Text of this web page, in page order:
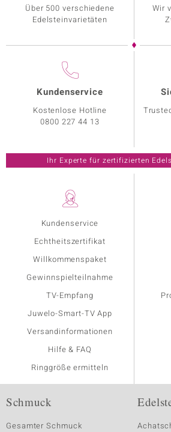
Kundenservice
Echtheitszertifikat
Willkommenspaket
Gewinnspielteilnahme
TV-Empfang
Juwelo-Smart-TV App
Versandinformationen
Hilfe & FAQ
Ringgröße ermitteln
Über 500 verschiedene
Edelsteinvarietäten
Wir
Kundenservice
Kostenlose Hotline
0800 227 44 13
Ihr Experte für zertifizierten
Schmuck
Gesamter Schmuck